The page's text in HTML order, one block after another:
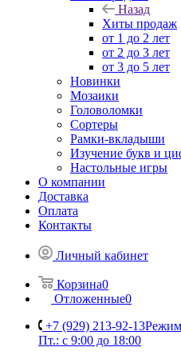
Назад
Хиты продаж
от 1 до 2 лет
от 2 до 3 лет
от 3 до 5 лет
Новинки
Мозаики
Головоломки
Сортеры
Рамки-вкладыши
Изучение букв и
Настольные игры
О компании
Доставка
Оплата
Контакты
Личный кабинет
Корзина0
Отложенные0
+7 (929) 213-92-13
Пт.: с 9:00 до 18:00